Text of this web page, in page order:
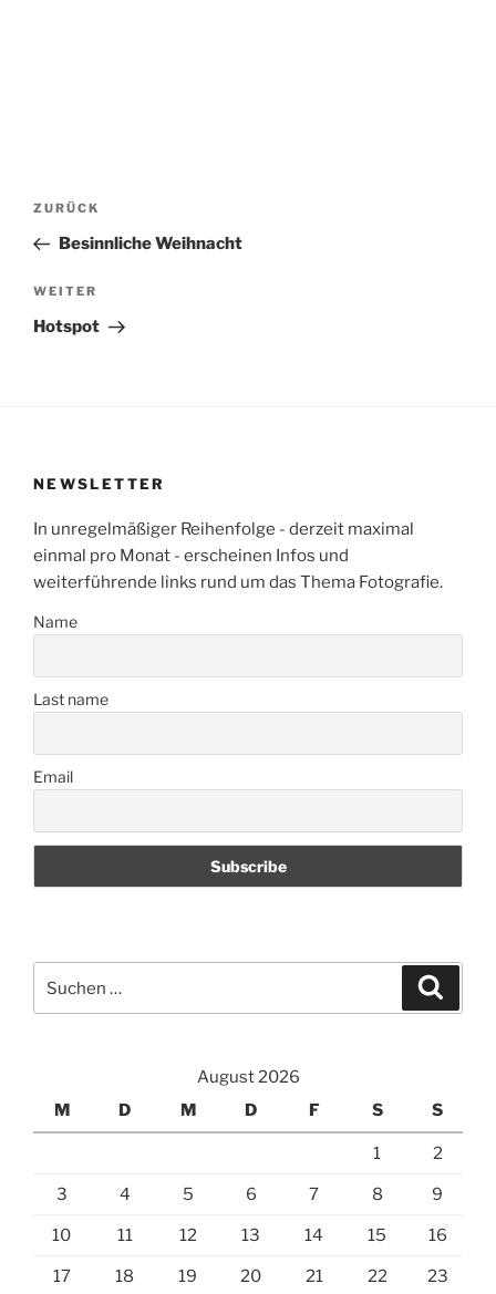
Beitragsnavigation
Vorheriger
Beitrag
ZURÜCK
Besinnliche Weihnacht
Nächster
Beitrag
WEITER
Hotspot
NEWSLETTER
In unregelmäßiger Reihenfolge - derzeit maximal
einmal pro Monat - erscheinen Infos und
weiterführende links rund um das Thema Fotografie.
Name
Last name
Email
nach:
August 2026
M
D M D F S S
1 2
3 4 5 6 7 8 9
10 11 12 13 14 15 16
17 18 19 20 21 22 23